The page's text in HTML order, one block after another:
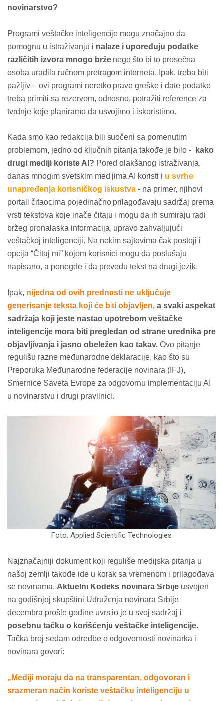
novinarstvo?
Programi veštačke inteligencije mogu značajno da
pomognu u istraživanju i nalaze i upoređuju podatke
različitih izvora mnogo brže nego što bi to prosečna
osoba uradila ručnom pretragom interneta. Ipak, treba biti
pažljiv – ovi programi neretko prave greške i date podatke
treba primiti sa rezervom, odnosno, potražiti reference za
tvrdnje koje planiramo da usvojimo i iskoristimo.
Kada smo kao redakcija bili suočeni sa pomenutim
problemom, jedno od ključnih pitanja takođe je bilo -
kako
drugi mediji koriste AI? Pored olakšanog istraživanja,
danas mnogim svetskim medijima AI koristi i u svrhe
unapređenja korisničkog iskustva - na primer, njihovi
portali čitaocima pojedinačno prilagođavaju sadržaj prema
vrsti tekstova koje inače čitaju i mogu da ih sumiraju radi
bržeg pronalaska informacija, upravo zahvaljujući
veštačkoj inteligenciji. Na nekim sajtovima čak postoji i
opcija “Čitaj mi” kojom korisnici mogu da poslušaju
napisano, a ponegde i da prevedu tekst na drugi jezik.
Ipak, nijedna od ovih prednosti ne uključuje
generisanje teksta koji će biti objavljen, a svaki aspekat
sadržaja koji jeste nastao upotrebom veštačke
inteligencije mora biti pregledan od strane urednika pre
objavljivanja i jasno obeležen kao takav. Ovo pitanje
regulišu razne međunarodne deklaracije, kao što su
Preporuka Međunarodne federacije novinara (IFJ),
Smernice Saveta Evrope za odgovornu implementaciju AI
u novinarstvu i drugi pravilnici.
Foto: Applied Scientific Technologies
Najznačajniji dokument koji reguliše medijska pitanja u
našoj zemlji takođe ide u korak sa vremenom i prilagođava
se novinama. Aktuelni Kodeks novinara Srbije usvojen
na godišnjoj skupštini Udruženja novinara Srbije
decembra prošle godine uvrstio je u svoj sadržaj i
posebnu tačku o korišćenju veštačke inteligencije.
Tačka broj sedam odredbe o odgovornosti novinarka i
novinara govori:
„Mediji moraju da na transparentan, odgovoran i
srazmeran način koriste veštačku inteligenciju u